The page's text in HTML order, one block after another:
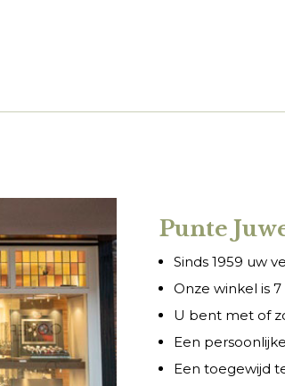
Punte
Sinds 1959 uw
Onze winkel is
U bent met of
Een
Een toegewijd